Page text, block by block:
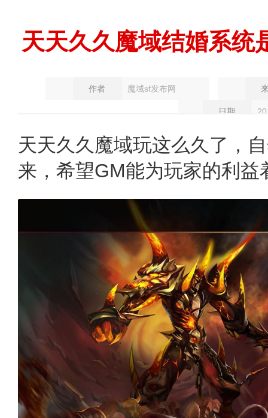
天天久久魔域结婚系统
作者 魔域sf发布网
日期
天天久久魔域玩这么久了，
来，希望GM能为玩家的利